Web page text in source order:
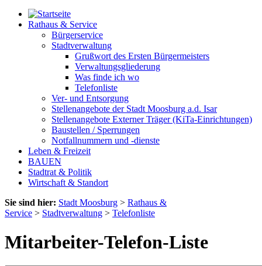
Rathaus & Service
Bürgerservice
Stadtverwaltung
Grußwort des Ersten Bürgermeisters
Verwaltungsgliederung
Was finde ich wo
Telefonliste
Ver- und Entsorgung
Stellenangebote der Stadt Moosburg a.d. Isar
Stellenangebote Externer Träger (KiTa-Einrichtungen)
Baustellen / Sperrungen
Notfallnummern und -dienste
Leben & Freizeit
BAUEN
Stadtrat & Politik
Wirtschaft & Standort
Sie sind hier: Stadt Moosburg > Rathaus &
Service > Stadtverwaltung > Telefonliste
Mitarbeiter-Telefon-Liste